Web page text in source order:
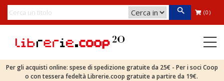
(0)
Per gli acquisti online: spese di spedizione gratuite da 25€ - Per i soci Coop
o con tessera fedeltà Librerie.coop gratuite a partire da 19€.